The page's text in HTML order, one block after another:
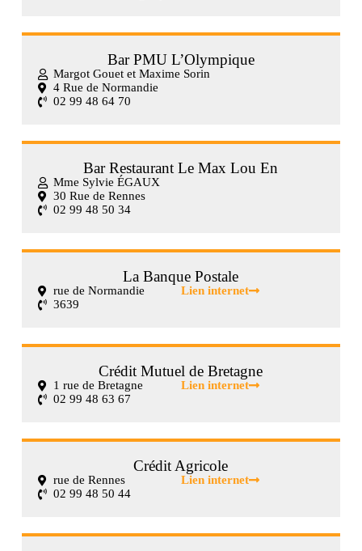
Bar PMU L’Olympique
Margot Gouet et Maxime Sorin
4 Rue de Normandie
02 99 48 64 70
Bar Restaurant Le Max Lou En
Mme Sylvie ÉGAUX
30 Rue de Rennes
02 99 48 50 34
La Banque Postale
rue de Normandie
3639
Lien internet
Crédit Mutuel de Bretagne
1 rue de Bretagne
02 99 48 63 67
Lien internet
Crédit Agricole
rue de Rennes
02 99 48 50 44
Lien internet